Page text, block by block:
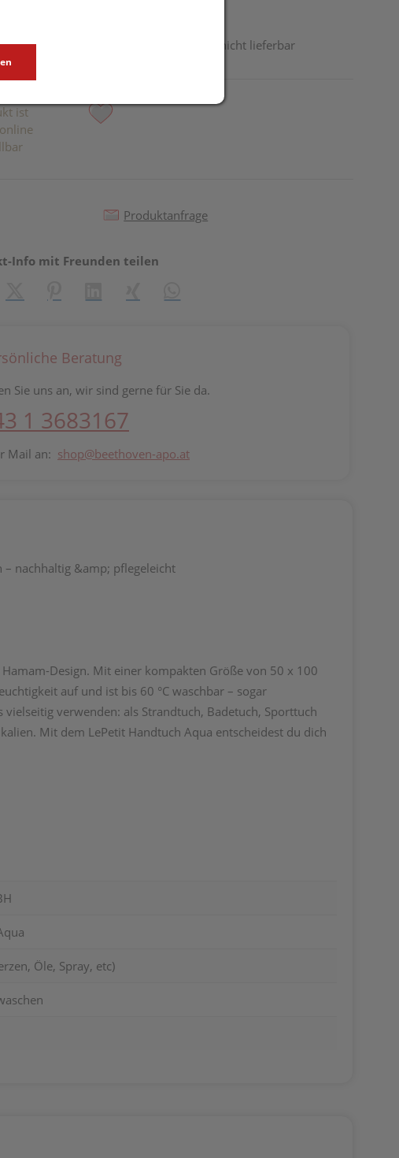
Produkt ist derzeit vom Hersteller nicht lieferbar
ist
Produktanfrage
Info mit Freunden teilen
Beratung
Sie uns an, wir sind gerne für Sie da.
1 3683167
Mail an: shop@beethoven-apo.at
– nachhaltig &amp; pflegeleicht
Design. Mit einer kompakten Größe von 50 x 100
auf und ist bis 60 °C waschbar – sogar
verwenden: als Strandtuch, Badetuch, Sporttuch
Mit dem LePetit Handtuch Aqua entscheidest du dich
Öle, Spray, etc)